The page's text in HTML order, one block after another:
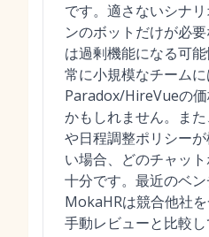
です。適さないシナ
ンのボットだけが必
は過剰機能になる可
常に小規模なチームに
Paradox/HireVueの
かもしれません。また
や日程調整ポリシー
い場合、どのチャッ
十分です。最近のベン
MokaHRは競合他社を
手動レビューと比較